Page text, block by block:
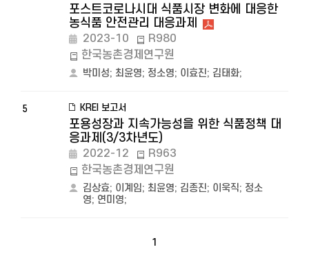
포스트코로나시대 식품시장 변화에 대응한
농식품 안전관리 대응과제
2023-10
R980
한국농촌경제연구원
박미성; 최윤영; 정소영; 이효진; 김태화;
5 KREI 보고서
포용성장과 지속가능성을 위한 식품정책 대
응과제(3/3차년도)
2022-12
R963
한국농촌경제연구원
김상효; 이계임; 최윤영; 김종진; 이욱직; 정소
영; 연미영;
1